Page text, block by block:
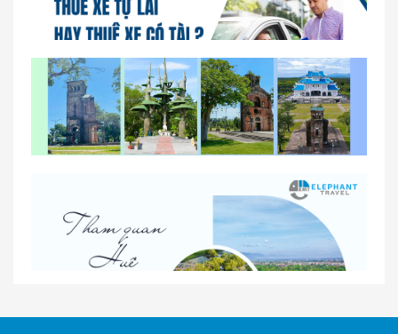
So sánh thuê xe tự lái và thuê xe có tài xế tại Huế
Nhà Xe Con Voi – Dịch Vụ Cho Thuê Xe Từ Huế,
Sân Bay Phú Bài Đi Thánh Địa La Vang